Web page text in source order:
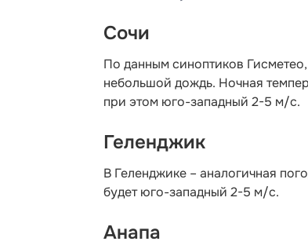
Сочи
По данным синоптиков Гисметео,
небольшой дождь. Ночная
при этом юго-западный 2-5 м/с.
Геленджик
В Геленджике – аналогичная
будет юго-западный 2-5 м/с.
Анапа